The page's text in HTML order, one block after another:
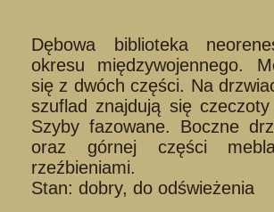
Dębowa biblioteka
okresu międzywojennego.
się z dwóch części. Na
szuflad znajdują się czeczoty
Szyby fazowane. Boczne
oraz górnej części
rzeźbieniami.
Stan: dobry, do odświeżenia